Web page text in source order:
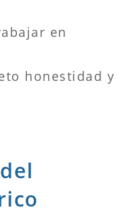
en
honestidad y